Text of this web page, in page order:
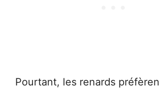
Pourtant, les renards